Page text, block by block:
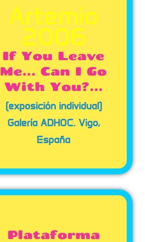
Artemio
2006
If You Leave
Me... Can I Go
With You?...
(exposición individual)
Galería ADHOC. Vigo,
España
Plataforma